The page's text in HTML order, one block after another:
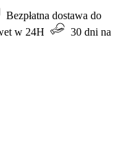
Bezpłatna dostawa do
w 24H
30 dni na